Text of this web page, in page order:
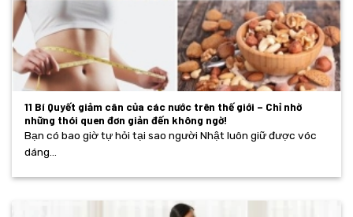
11 Bí Quyết giảm cân của các nước trên thế giới – Chỉ nhờ
những thói quen đơn giản đến không ngờ!
Bạn có bao giờ tự hỏi tại sao người Nhật luôn giữ được vóc
dáng...